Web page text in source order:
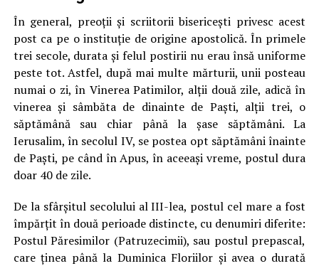
În general, preoţii şi scriitorii bisericeşti privesc acest
post ca pe o instituţie de origine apostolică. În primele
trei secole, durata şi felul postirii nu erau însă uniforme
peste tot. Astfel, după mai multe mărturii, unii posteau
numai o zi, în Vinerea Patimilor, alţii două zile, adică în
vinerea şi sâmbăta de dinainte de Paşti, alţii trei, o
săptămână sau chiar până la şase săptămâni. La
Ierusalim, în secolul IV, se postea opt săptămâni înainte
de Paşti, pe când în Apus, în aceeaşi vreme, postul dura
doar 40 de zile.
De la sfârşitul secolului al III-lea, postul cel mare a fost
împărţit în două perioade distincte, cu denumiri diferite:
Postul Păresimilor (Patruzecimii), sau postul prepascal,
care ţinea până la Duminica Floriilor şi avea o durată